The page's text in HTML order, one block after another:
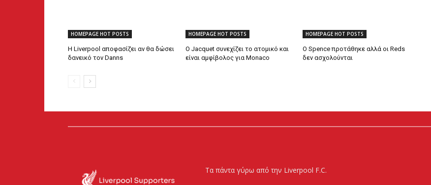
HOMEPAGE HOT POSTS
Η Liverpool αποφασίζει αν θα δώσει
δανεικό τον Danns
HOMEPAGE HOT POSTS
Ο Jacquet συνεχίζει το ατομικό και
είναι αμφίβολος για Monaco
HOMEPAGE HOT POSTS
Ο Spence προτάθηκε αλλά οι Reds
δεν ασχολούνται
Τα πάντα γύρω από την Liverpool F.C.